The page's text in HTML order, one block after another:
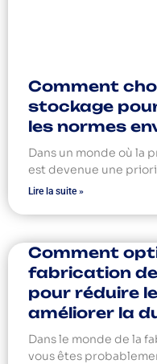
Comment
stockage
les normes
Dans un monde où la
est devenue une
Lire la suite »
Comment
fabrication
pour réduire
améliorer la
Dans le monde de la
vous êtes